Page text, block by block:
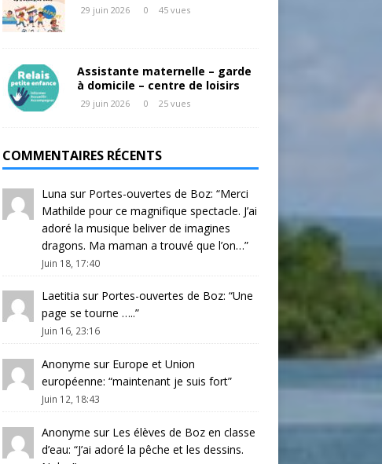
29 juin 2026 0 45 vues
Assistante maternelle – garde
à domicile – centre de loisirs
29 juin 2026 0 25 vues
COMMENTAIRES RÉCENTS
Luna sur Portes-ouvertes de Boz: “Merci
Mathilde pour ce magnifique spectacle. J’ai
adoré la musique beliver de imagines
dragons. Ma maman a trouvé que l’on…”
Juin 18, 17:40
Laetitia sur Portes-ouvertes de Boz: “Une
page se tourne …..”
Juin 16, 23:16
Anonyme sur Europe et Union
européenne: “maintenant je suis fort”
Juin 12, 18:43
Anonyme sur Les élèves de Boz en classe
d’eau: “J’ai adoré la pêche et les dessins.